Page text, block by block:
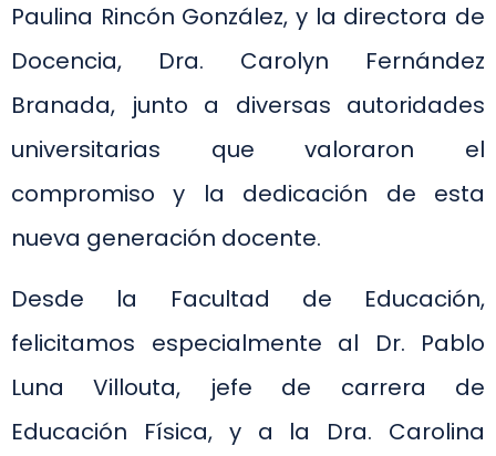
Paulina Rincón González, y la directora de
Docencia, Dra. Carolyn Fernández
Branada, junto a diversas autoridades
universitarias que valoraron el
compromiso y la dedicación de esta
nueva generación docente.
Desde la Facultad de Educación,
felicitamos especialmente al Dr. Pablo
Luna Villouta, jefe de carrera de
Educación Física, y a la Dra. Carolina